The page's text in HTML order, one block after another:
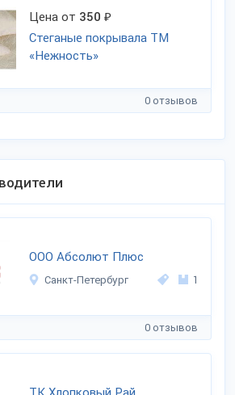
Цена от 350 ₽
Стеганые покрывала ТМ
«Нежность»
0 отзывов
ООО Абсолют Плюс
Санкт-Петербург 1
0 отзывов